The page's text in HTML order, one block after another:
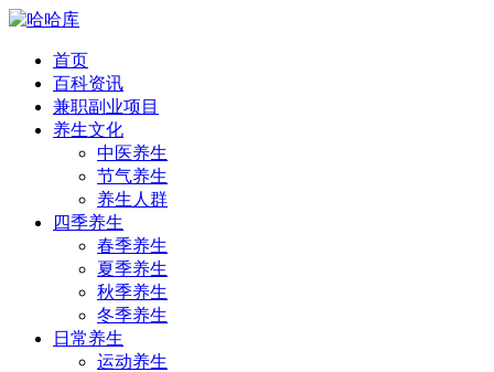
首页
百科资讯
兼职副业项目
养生文化
中医养生
节气养生
养生人群
四季养生
春季养生
夏季养生
秋季养生
冬季养生
日常养生
运动养生